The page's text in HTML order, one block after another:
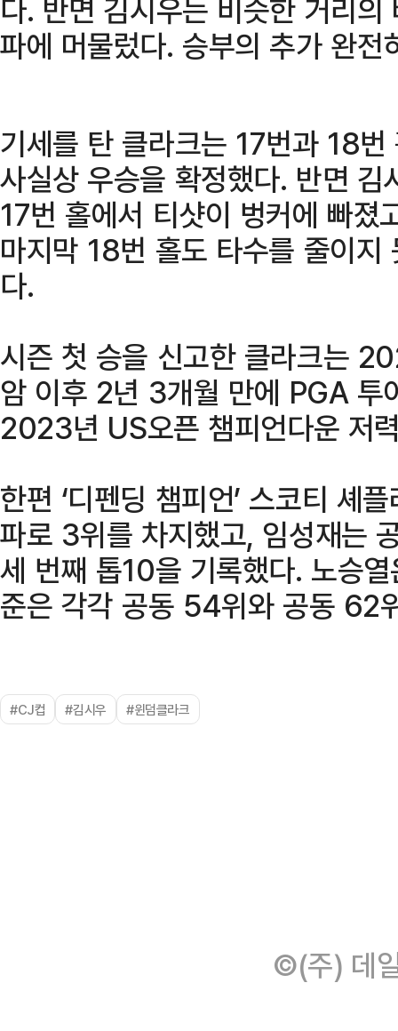
다. 반면 김시우는 비슷한 거리
파에 머물렀다. 승부의 추가 완전
기세를 탄 클라크는 17번과 18
사실상 우승을 확정했다. 반면
17번 홀에서 티샷이 벙커에 빠졌
마지막 18번 홀도 타수를 줄이지
다.
시즌 첫 승을 신고한 클라크는
암 이후 2년 3개월 만에 PGA 투
2023년 US오픈 챔피언다운 저
한편 ‘디펜딩 챔피언’ 스코티 셰
파로 3위를 차지했고, 임성재는
세 번째 톱10을 기록했다. 노승
준은 각각 공동 54위와 공동 62
#CJ컵 #김시우 #윈덤클라크
©(주) 데